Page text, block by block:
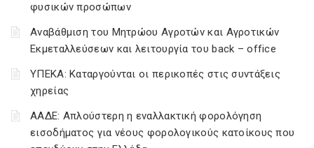
φυσικών προσώπων
Αναβάθμιση του Μητρώου Αγροτών και Αγροτικών
Εκμεταλλεύσεων και λειτουργία του back – office
ΥΠΕΚΑ: Καταργούνται οι περικοπές στις συντάξεις
χηρείας
ΑΑΔΕ: Απλούστερη η εναλλακτική φορολόγηση
εισοδήματος για νέους φορολογικούς κατοίκους που